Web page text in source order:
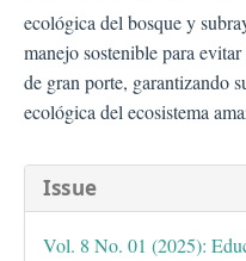
ecológica del bosque y
manejo sostenible para
de gran porte, garantizando
ecológica del ecosistema
Issue
Vol. 8 No. 01 (2025):